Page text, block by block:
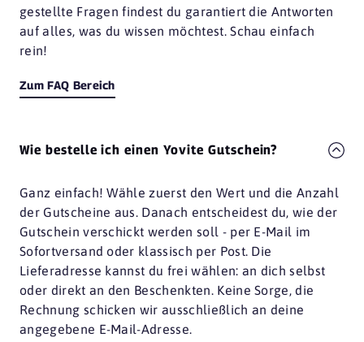
gestellte Fragen findest du garantiert die Antworten
auf alles, was du wissen möchtest. Schau einfach
rein!
Zum FAQ Bereich
Wie bestelle ich einen Yovite Gutschein?
Ganz einfach! Wähle zuerst den Wert und die Anzahl
der Gutscheine aus. Danach entscheidest du, wie der
Gutschein verschickt werden soll - per E-Mail im
Sofortversand oder klassisch per Post. Die
Lieferadresse kannst du frei wählen: an dich selbst
oder direkt an den Beschenkten. Keine Sorge, die
Rechnung schicken wir ausschließlich an deine
angegebene E-Mail-Adresse.